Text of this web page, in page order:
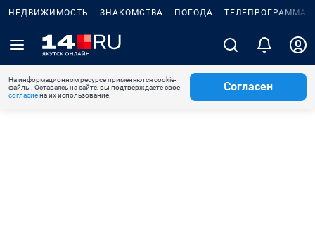
НЕДВИЖИМОСТЬ ЗНАКОМСТВА ПОГОДА ТЕЛЕПРОГРАММА
На информационном ресурсе применяются cookie-
файлы. Оставаясь на сайте, вы подтверждаете свое
согласиена их использование.
Согласен